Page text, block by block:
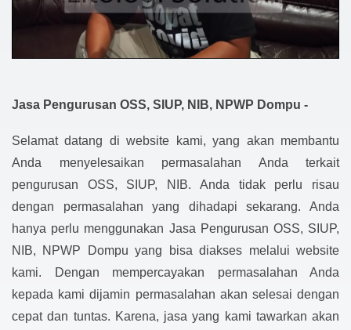
Jasa Pengurusan OSS, SIUP, NIB, NPWP Dompu -
Selamat datang di website kami, yang akan membantu
Anda menyelesaikan permasalahan Anda terkait
pengurusan OSS, SIUP, NIB. Anda tidak perlu risau
dengan permasalahan yang dihadapi sekarang. Anda
hanya perlu menggunakan Jasa Pengurusan OSS, SIUP,
NIB, NPWP Dompu yang bisa diakses melalui website
kami. Dengan mempercayakan permasalahan Anda
kepada kami dijamin permasalahan akan selesai dengan
cepat dan tuntas. Karena, jasa yang kami tawarkan akan